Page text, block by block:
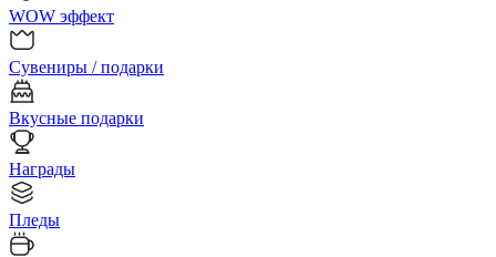
WOW эффект
Сувениры / подарки
Вкусные подарки
Награды
Пледы